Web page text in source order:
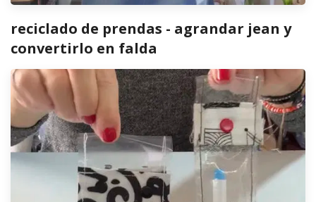
reciclado de prendas - agrandar jean y
convertirlo en falda